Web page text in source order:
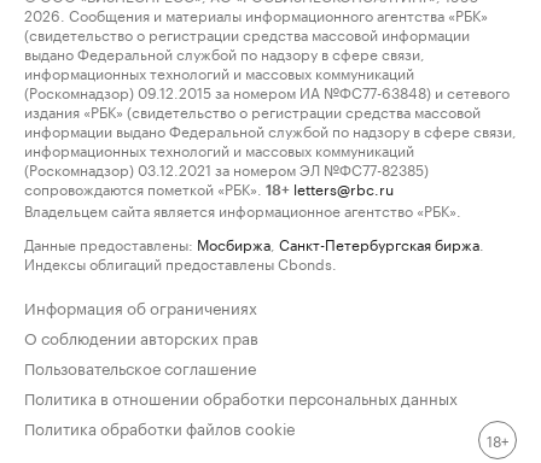
2026. Сообщения и материалы информационного агентства «РБК»
(свидетельство о регистрации средства массовой информации
выдано Федеральной службой по надзору в сфере связи,
информационных технологий и массовых коммуникаций
(Роскомнадзор) 09.12.2015 за номером ИА №ФС77-63848) и сетевого
издания «РБК» (свидетельство о регистрации средства массовой
информации выдано Федеральной службой по надзору в сфере связи,
информационных технологий и массовых коммуникаций
(Роскомнадзор) 03.12.2021 за номером ЭЛ №ФС77-82385)
сопровождаются пометкой «РБК».
18+ letters@rbc.ru
Владельцем сайта является информационное агентство «РБК».
Данные предоставлены: Мосбиржа Санкт-Петербургская биржа
Индексы облигаций предоставлены Cbonds.
Информация об ограничениях
О соблюдении авторских прав
Пользовательское соглашение
Политика в отношении обработки персональных данных
Политика обработки файлов cookie
18+